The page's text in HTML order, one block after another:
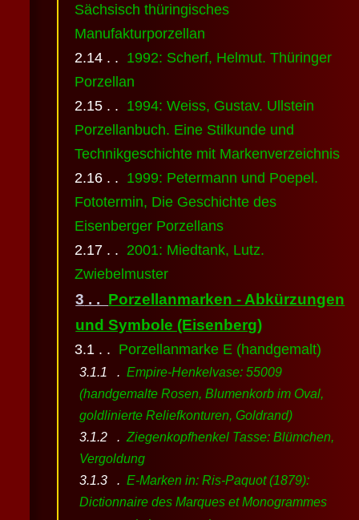
Sächsisch thüringisches
Manufakturporzellan
1992: Scherf, Helmut. Thüringer
Porzellan
1994: Weiss, Gustav. Ullstein
Porzellanbuch. Eine Stilkunde und
Technikgeschichte mit Markenverzeichnis
1999: Petermann und Poepel.
Fototermin, Die Geschichte des
Eisenberger Porzellans
2001: Miedtank, Lutz.
Zwiebelmuster
Porzellanmarken - Abkürzungen
und Symbole (Eisenberg)
Porzellanmarke E (handgemalt)
Empire-Henkelvase: 55009
(handgemalte Rosen, Blumenkorb im Oval,
goldlinierte Reliefkonturen, Goldrand)
Ziegenkopfhenkel Tasse: Blümchen,
Vergoldung
E-Marken in: Ris-Paquot (1879):
Dictionnaire des Marques et Monogrammes